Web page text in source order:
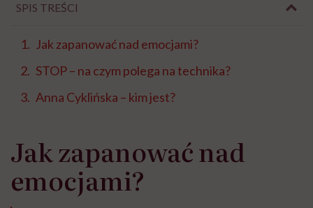
SPIS TREŚCI
Jak zapanować nad emocjami?
STOP – na czym polega na technika?
Anna Cyklińska – kim jest?
Jak zapanować nad
emocjami?